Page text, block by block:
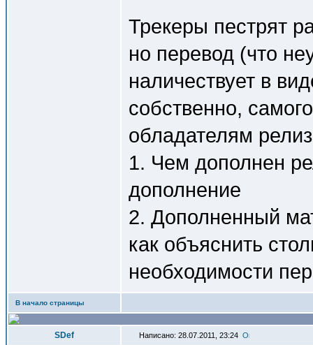
Трекеры пестрят
но перевод (что
наличествует в
собственно,
обладателям
1. Чем дополнен
дополнение
2. Дополненный
как объяснить
необходимости
В начало страницы
SDef Написано: 28.07.2011, 23:24